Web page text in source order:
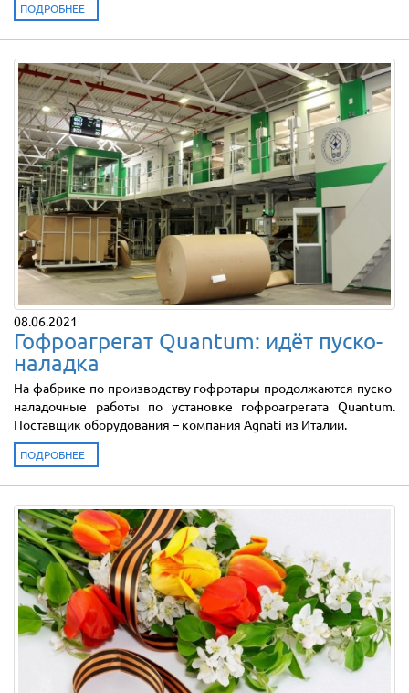
ПОДРОБНЕЕ
08.06.2021
Гофроагрегат Quantum: идёт пуско-
наладка
На фабрике по производству гофротары продолжаются пуско-
наладочные работы по установке гофроагрегата Quantum.
Поставщик оборудования – компания Agnati из Италии.
ПОДРОБНЕЕ